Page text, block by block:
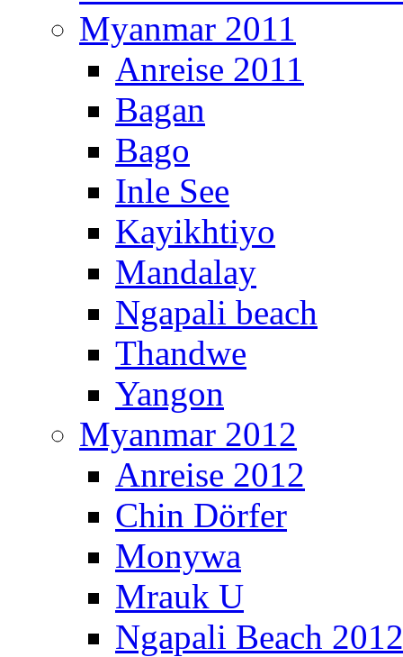
Myanmar 2011
Anreise 2011
Bagan
Bago
Inle See
Kayikhtiyo
Mandalay
Ngapali beach
Thandwe
Yangon
Myanmar 2012
Anreise 2012
Chin Dörfer
Monywa
Mrauk U
Ngapali Beach 2012